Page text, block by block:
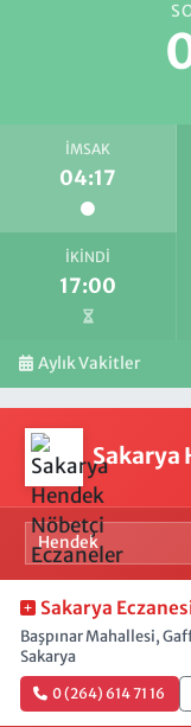
İMSAK
04:17
İKINDI
17:00
Aylık Vakitler
Sakarya
Sakarya
Başpınar Mahallesi,
Sakarya
0 (264) 614 71 16